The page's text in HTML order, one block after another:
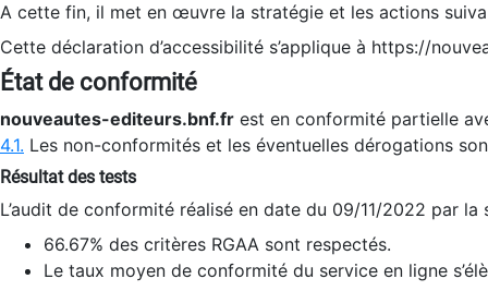
A cette fin, il met en œuvre la stratégie et les actions
Cette déclaration d’accessibilité s’applique à https://
État de conformité
nouveautes-editeurs.bnf.fr est en conformité partielle
4.1. Les non-conformités et les éventuelles dérogations
Résultat des tests
L’audit de conformité réalisé en date du 09/11/2022 par
66.67% des critères RGAA sont respectés.
Le taux moyen de conformité du service en ligne